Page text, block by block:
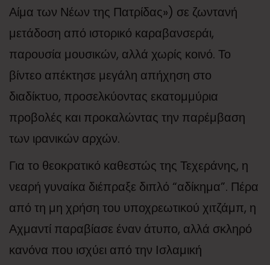
Αίμα των Νέων της Πατρίδας») σε ζωντανή
μετάδοση από ιστορικό καραβανσεράι,
παρουσία μουσικών, αλλά χωρίς κοινό. Το
βίντεο απέκτησε μεγάλη απήχηση στο
διαδίκτυο, προσελκύοντας εκατομμύρια
προβολές και προκαλώντας την παρέμβαση
των ιρανικών αρχών.
Για το θεοκρατικό καθεστώς της Τεχεράνης, η
νεαρή γυναίκα διέπραξε διπλό “αδίκημα”. Πέρα
από τη μη χρήση του υποχρεωτικού χιτζάμπ, η
Αχμαντί παραβίασε έναν άτυπο, αλλά σκληρό
κανόνα που ισχύει από την Ισλαμική